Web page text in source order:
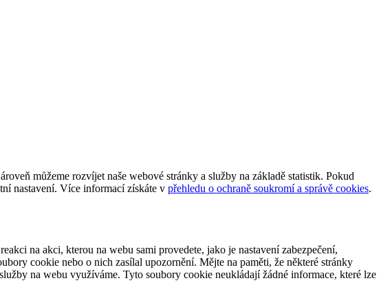
můžeme rozvíjet naše webové stránky a služby na základě statistik. Pokud
nastavení. Více informací získáte v přehledu o ochraně soukromí a správě cookies.
na akci, kterou na webu sami provedete, jako je nastavení zabezpečení,
cookie nebo o nich zasílal upozornění. Mějte na paměti, že některé stránky
na webu využíváme. Tyto soubory cookie neukládají žádné informace, které lze